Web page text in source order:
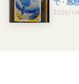
で・感
2026/